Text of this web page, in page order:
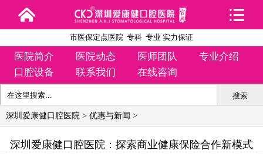
市医保定点医院 专科 专业 实力保证
医院简介 医院动态 医师团队
专业介绍
口腔设备
联系我们 在线咨询
搜索
深圳爱康健口腔医院 > 优惠与新闻 >
深圳爱康健口腔医院：探索商业健康保险合作新模式